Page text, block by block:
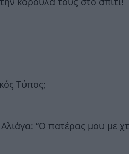
Τύπος;
“Ο πατέρας μου με